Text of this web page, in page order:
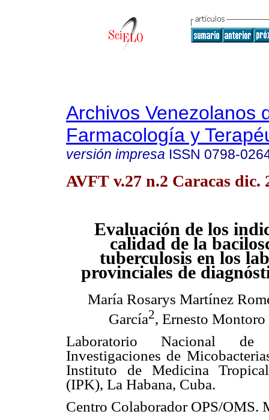
Archivos Venezolanos
Farmacología y
versión impresa ISSN 0798-
AVFT v.27 n.2 Caracas dic.
Evaluación de los
calidad de la
tuberculosis en los
provinciales de
María Rosarys Martínez
García2, Ernesto Montoro
Laboratorio Nacional de
Investigaciones de
Instituto de Medicina
(IPK), La Habana, Cuba.
Centro Colaborador OPS/